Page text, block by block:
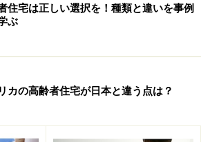
宅をサービス付き高齢者住宅とし
しょうか。主な基準は、バリアフリ
加え、一定の面積や設備を有するこ
確認と生活相談サービスが提供され
護される契約形態であることなどで
に行い、登録後も5年ごとに更新が
住宅は正しい選択を！種類と違いを事例
ぶ
カの高齢者住宅が日本と違う点は？